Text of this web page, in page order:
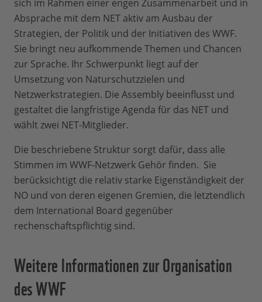
sich im Rahmen einer engen Zusammenarbeit und in
Absprache mit dem NET aktiv am Ausbau der
Strategien, der Politik und der Initiativen des WWF.
Sie bringt neu aufkommende Themen und Chancen
zur Sprache. Ihr Schwerpunkt liegt auf der
Umsetzung von Naturschutzzielen und
Netzwerkstrategien. Die Assembly beeinflusst und
gestaltet die langfristige Agenda für das NET und
wählt zwei NET-Mitglieder.
Die beschriebene Struktur sorgt dafür, dass alle
Stimmen im WWF-Netzwerk Gehör finden. Sie
berücksichtigt die relativ starke Eigenständigkeit der
NO und von deren eigenen Gremien, die letztendlich
dem International Board gegenüber
rechenschaftspflichtig sind.
Weitere Informationen zur Organisation
des WWF